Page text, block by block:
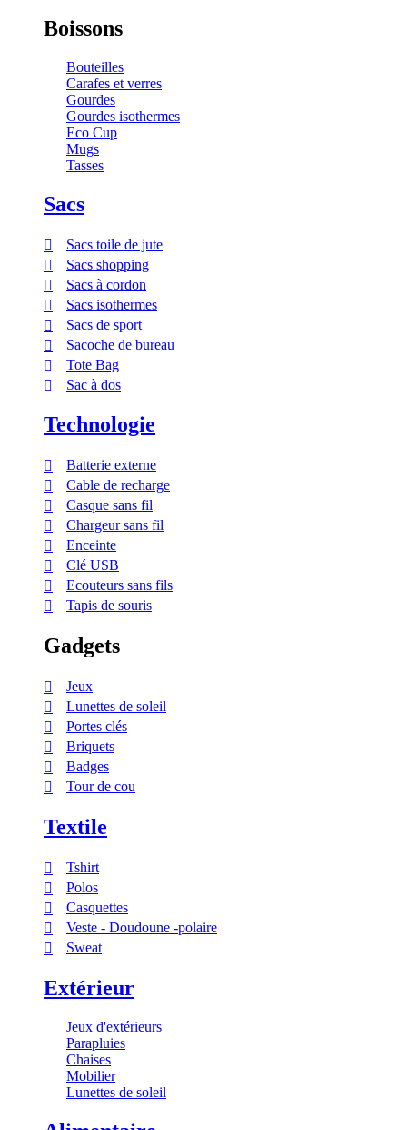
Boissons
Bouteilles
Carafes et verres
Gourdes
Gourdes isothermes
Eco Cup
Mugs
Tasses
Sacs
Sacs toile de jute
Sacs shopping
Sacs à cordon
Sacs isothermes
Sacs de sport
Sacoche de bureau
Tote Bag
Sac à dos
Technologie
Batterie externe
Cable de recharge
Casque sans fil
Chargeur sans fil
Enceinte
Clé USB
Ecouteurs sans fils
Tapis de souris
Gadgets
Jeux
Lunettes de soleil
Portes clés
Briquets
Badges
Tour de cou
Textile
Tshirt
Polos
Casquettes
Veste - Doudoune -polaire
Sweat
Extérieur
Jeux d'extérieurs
Parapluies
Chaises
Mobilier
Lunettes de soleil